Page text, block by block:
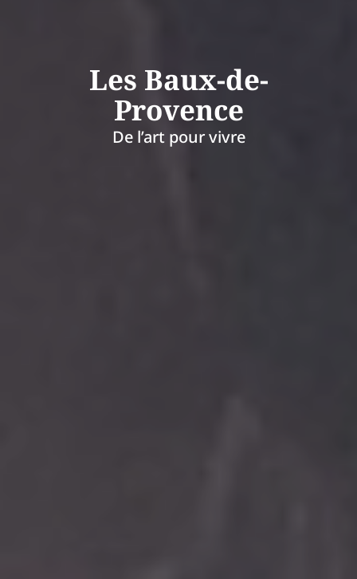
Les Baux-de-
Provence
De l’art pour vivre